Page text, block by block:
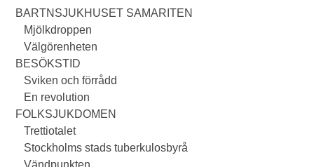
BARTNSJUKHUSET SAMARITEN
Mjölkdroppen
Välgörenheten
BESÖKSTID
Sviken och förrådd
En revolution
FOLKSJUKDOMEN
Trettiotalet
Stockholms stads tuberkulosbyrå
Vändpunkten